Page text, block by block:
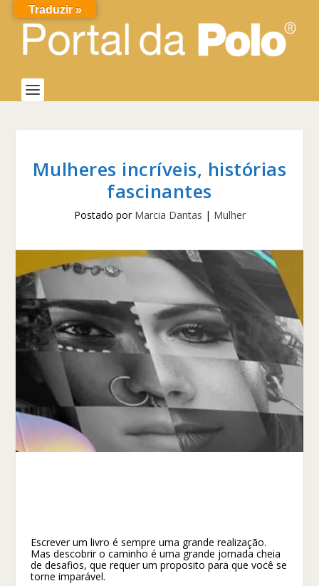
Mulheres incríveis, histórias
fascinantes
Postado por Marcia Dantas | Mulher
Escrever um livro é sempre uma grande realização.
Mas descobrir o caminho é uma grande jornada cheia
de desafios, que requer um proposito para que você se
torne imparável.
Traduzir »